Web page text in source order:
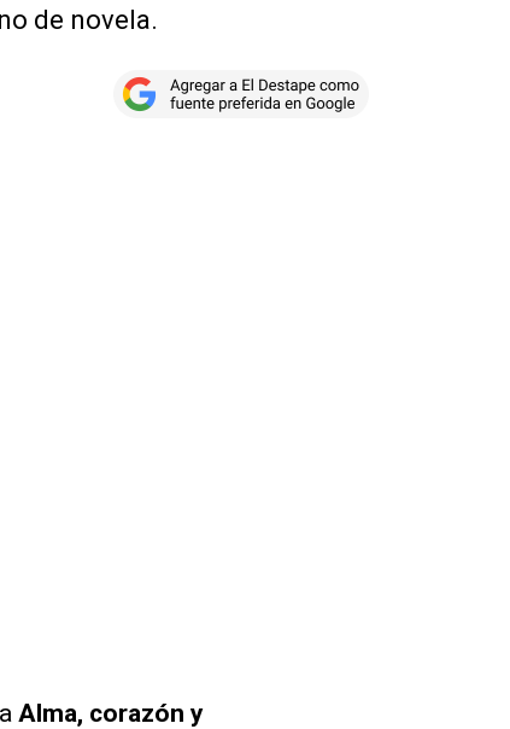
de novela.
Alma, corazón y